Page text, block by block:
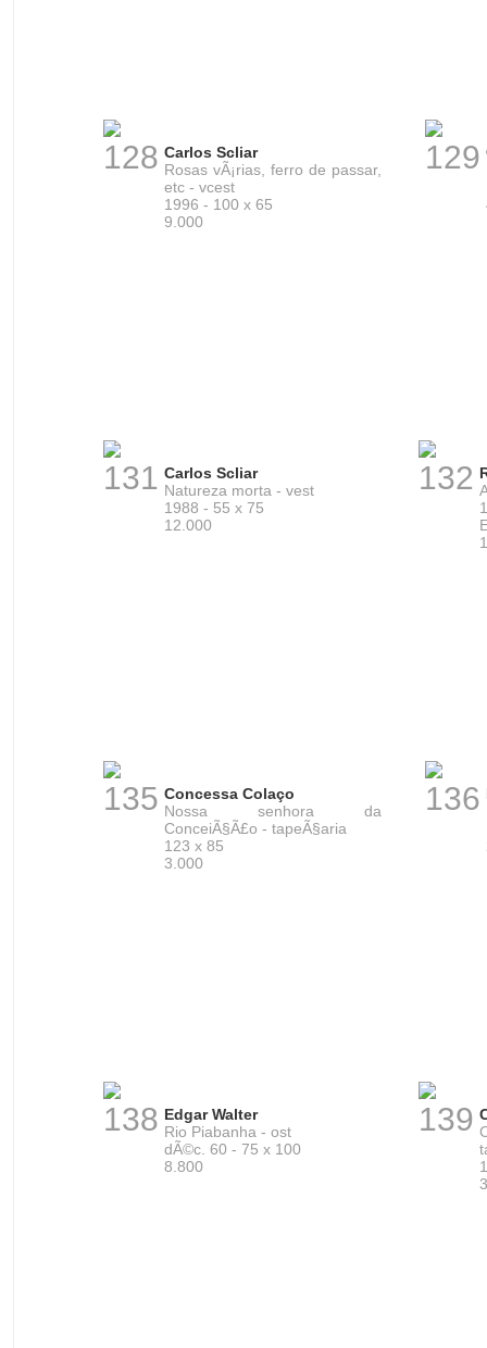
128 Carlos Scliar
Rosas vÃ¡rias, ferro de passar,
etc - vcest
1996 - 100 x 65
9.000
129
131 Carlos Scliar
Natureza morta - vest
1988 - 55 x 75
12.000
132
135 Concessa Colaço
Nossa senhora da
ConceiÃ§Ã£o - tapeÃ§aria
123 x 85
3.000
136
138 Edgar Walter
Rio Piabanha - ost
dÃ©c. 60 - 75 x 100
8.800
139